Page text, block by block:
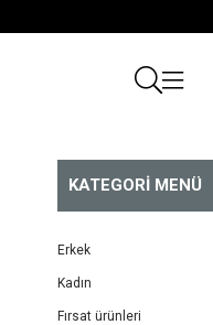
KATEGORI MENÜ
Erkek
Kadın
Fırsat ürünleri